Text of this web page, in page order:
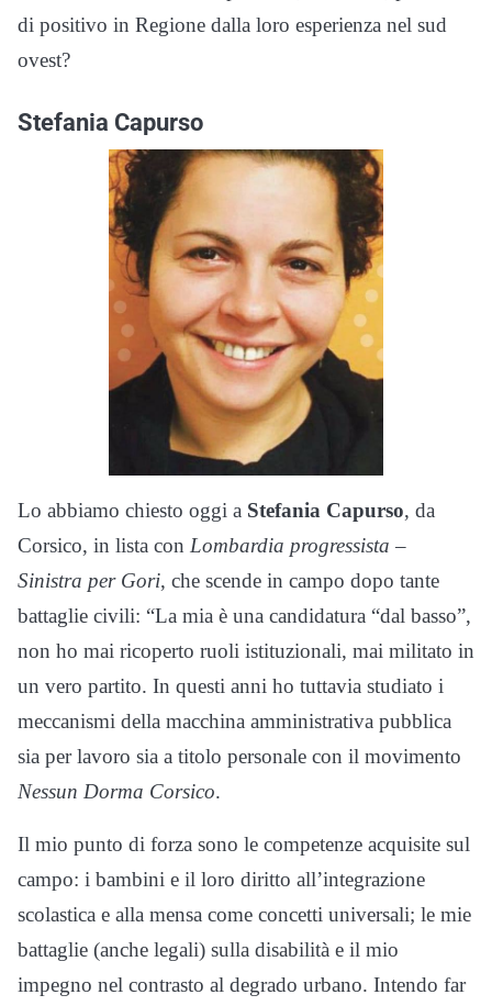
di positivo in Regione dalla loro esperienza nel sud
ovest?
Stefania Capurso
Lo abbiamo chiesto oggi a Stefania Capurso, da
Corsico, in lista con Lombardia progressista –
Sinistra per Gori, che scende in campo dopo tante
battaglie civili: “La mia è una candidatura “dal basso”,
non ho mai ricoperto ruoli istituzionali, mai militato in
un vero partito. In questi anni ho tuttavia studiato i
meccanismi della macchina amministrativa pubblica
sia per lavoro sia a titolo personale con il movimento
Nessun Dorma Corsico.
Il mio punto di forza sono le competenze acquisite sul
campo: i bambini e il loro diritto all’integrazione
scolastica e alla mensa come concetti universali; le mie
battaglie (anche legali) sulla disabilità e il mio
impegno nel contrasto al degrado urbano. Intendo far